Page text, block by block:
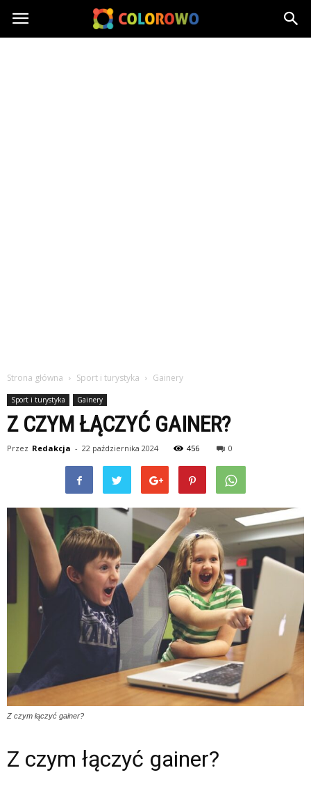
Colorowo.pl
Strona główna Sport i turystyka Gainery
Sport i turystyka Gainery
Z CZYM ŁĄCZYĆ GAINER?
Przez Redakcja - 22 października 2024 456 0
Z czym łączyć gainer?
Z czym łączyć gainer?